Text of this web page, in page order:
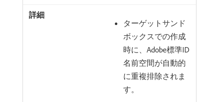
ターゲットサンド
ボックスでの作成
時に、Adobe標準ID
名前空間が自動的
に重複排除されま
す。